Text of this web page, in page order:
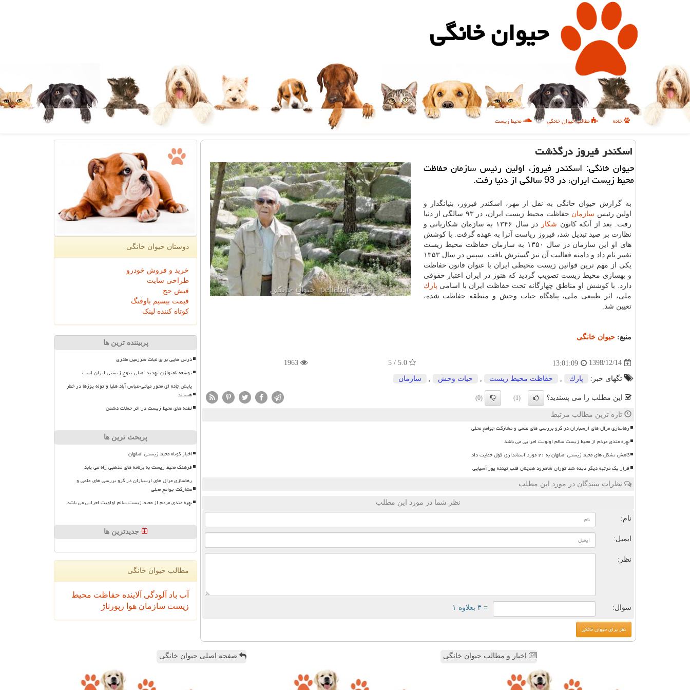
حیوان خانگی
خانه مطالب حیوان خانگی محیط زیست
اسكندر فیروز درگذشت
حیوان خانگی: اسكندر فیروز، اولین رئیس سازمان حفاظت
محیط زیست ایران، در 93 سالگی از دنیا رفت.
به گزارش حیوان خانگی به نقل از مهر، اسكندر فیروز، بنیانگذار و
اولین رئیس سازمان
حفاظت محیط زیست ایران، در ۹۳ سالگی از دنیا
رفت. بعد از آنكه كانون شكار
در سال ۱۳۴۶ به سازمان شكاربانی و
نظارت بر صید تبدیل شد، فیروز ریاست آنرا به عهده گرفت. با كوشش
های او این سازمان در سال ۱۳۵۰ به سازمان حفاظت محیط زیست
تغییر نام داد و دامنه فعالیت آن نیز گسترش یافت. سپس در سال ۱۳۵۳
یكی از مهم ترین قوانین زیست محیطی ایران با عنوان قانون حفاظت
و بهسازی محیط زیست تصویب گردید كه هنوز در ایران اعتبار حقوقی
دارد. با كوشش او مناطق چهارگانه تحت حفاظت ایران با اسامی پارك
ملی، اثر طبیعی ملی، پناهگاه حیات وحش و منطقه حفاظت شده،
تعیین شد.
منبع: حیوان خانگی
1398/12/14
13:01:09
5.0 / 5
1963
تگهای خبر: پارك حفاظت محیط زیست حیات وحش سازمان
این مطلب را می پسندید؟ (1)
(0)
تازه ترین مطالب مرتبط
رهاسازی مرال های ارسباران در گرو بررسی های علمی و مشارکت جوامع محلی
بهره مندی مردم از محیط زیست سالم اولویت اجرایی می باشد
کاهش تشکل های محیط زیستی اصفهان به ۲۱ مورد استانداری قول حمایت داد
فراز یک مرتبه دیگر دیده شد توران شاهرود همچنان قلب تپنده یوز آسیایی
نظرات بینندگان در مورد این مطلب
نظر شما در مورد این مطلب
نام:
ایمیل:
نظر:
سوال: = ۳ بعلاوه ۱
دوستان حیوان خانگی
خرید و فروش خودرو
طراحی سایت
فیش حج
قیمت بیسیم باوفنگ
کوتاه کننده لینک
پربیننده ترین ها
درس هایی برای نجات سرزمین مادری
توسعه نامتوازن تهدید اصلی تنوع زیستی ایران است
پایش جاده ای محور میامی-عباس آباد هلیا و توله یوزها در خطر
هستند
لطمه های محیط زیست در اثر حملات دشمن
پربحث ترین ها
اخبار کوتاه محیط زیستی اصفهان
فرهنگ محیط زیست به برنامه های مذهبی راه می یابد
رهاسازی مرال های ارسباران در گرو بررسی های علمی و
مشارکت جوامع محلی
بهره مندی مردم از محیط زیست سالم اولویت اجرایی می باشد
جدیدترین ها
مطالب حیوان خانگی
آب باد آلودگی آلاینده حفاظت محیط
زیست سازمان هوا رپورتاژ
اخبار و مطالب حیوان خانگی صفحه اصلی حیوان خانگی